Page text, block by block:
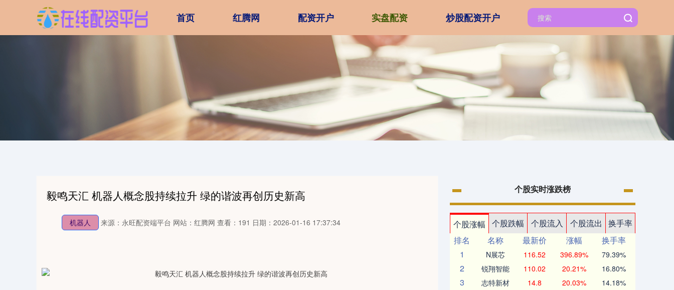
首页 红腾网 配资开户 实盘配资 炒股配资开户
毅鸣天汇 机器人概念股持续拉升 绿的谐波再创历史新高
机器人 来源：永旺配资端平台 网站：红腾网 查看：191 日期：2026-01-16 17:37:34
个股实时涨跌榜
个股涨幅 个股跌幅 个股流入 个股流出
换手率
排名
名称 最新价 涨幅
换手率
1
N展芯 116.52 396.89% 79.39%
2 锐翔智能 110.02 20.21% 16.80%
3 志特新材 14.8 20.03% 14.18%